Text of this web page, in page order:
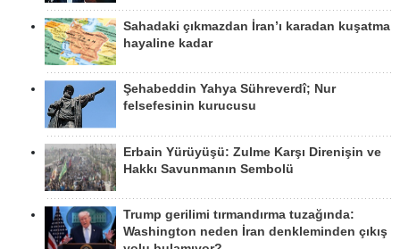
Sahadaki çıkmazdan İran’ı karadan kuşatma
hayaline kadar
Şehabeddin Yahya Sühreverdî; Nur
felsefesinin kurucusu
Erbain Yürüyüşü: Zulme Karşı Direnişin ve
Hakkı Savunmanın Sembolü
Trump gerilimi tırmandırma tuzağında:
Washington neden İran denkleminden çıkış